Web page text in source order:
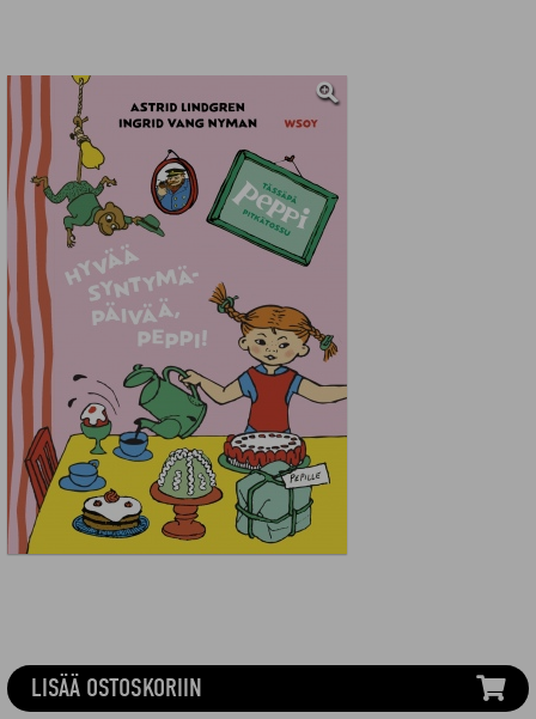
LISÄÄ OSTOSKORIIN